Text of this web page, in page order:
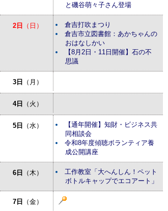
と磯谷萌々子さん登場
2日 （日）
倉吉打吹まつり
倉吉市立図書館：あかちゃんの
おはなしかい
【8月2日・11日開催】石の不
思議
3日 （月）
4日 （火）
5日 （水）
【通年開催】知財・ビジネス共
同相談会
令和8年度傾聴ボランティア養
成公開講座
6日 （木）
工作教室「大へんしん！ペット
ボトルキャップでエコアート」
7日 （金）